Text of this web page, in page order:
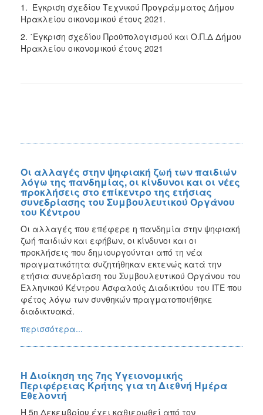
1. Έγκριση σχεδίου Τεχνικού Προγράμματος Δήμου
Ηρακλείου οικονομικού έτους 2021.
2. ΄Εγκριση σχεδίου Προϋπολογισμού και Ο.Π.Δ Δήμου
Ηρακλείου οικονομικού έτους 2021
Οι αλλαγές στην ψηφιακή ζωή των παιδιών
λόγω της πανδημίας, οι κίνδυνοι και οι νέες
προκλήσεις στο επίκεντρο της ετήσιας
συνεδρίασης του Συμβουλευτικού Οργάνου
του Κέντρου
Οι αλλαγές που επέφερε η πανδημία στην ψηφιακή
ζωή παιδιών και εφήβων, οι κίνδυνοι και οι
προκλήσεις που δημιουργούνται από τη νέα
πραγματικότητα συζητήθηκαν εκτενώς κατά την
ετήσια συνεδρίαση του Συμβουλευτικού Οργάνου του
Ελληνικού Κέντρου Ασφαλούς Διαδικτύου του ΙΤΕ που
φέτος λόγω των συνθηκών πραγματοποιήθηκε
διαδικτυακά.
περισσότερα...
Η Διοίκηση της 7ης Υγειονομικής
Περιφέρειας Κρήτης για τη Διεθνή Ημέρα
Εθελοντή
Η 5η Δεκεμβρίου έχει καθιερωθεί από τον